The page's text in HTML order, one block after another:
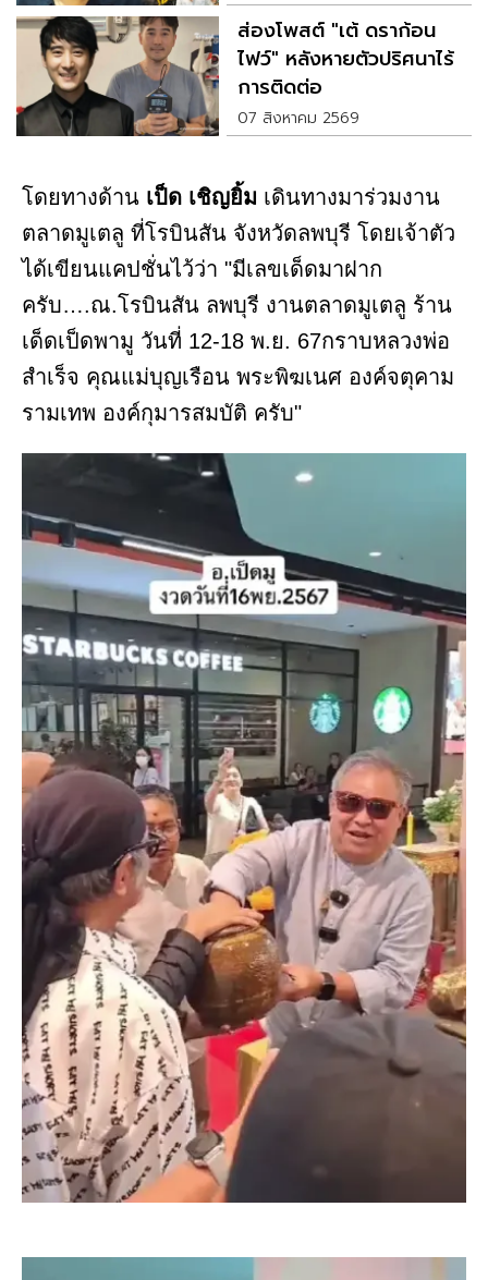
ส่องโพสต์ "เต้ ดราก้อน
ไฟว์" หลังหายตัวปริศนาไร้
การติดต่อ
07 สิงหาคม 2569
โดยทางด้าน เป็ด เชิญยิ้ม เดินทางมาร่วมงาน
ตลาดมูเตลู ที่โรบินสัน จังหวัดลพบุรี โดยเจ้าตัว
ได้เขียนแคปชั่นไว้ว่า "มีเลขเด็ดมาฝาก
ครับ….ณ.โรบินสัน ลพบุรี งานตลาดมูเตลู ร้าน
เด็ดเป็ดพามู วันที่ 12-18 พ.ย. 67กราบหลวงพ่อ
สำเร็จ คุณแม่บุญเรือน พระพิฆเนศ องค์จตุคาม
รามเทพ องค์กุมารสมบัติ ครับ"